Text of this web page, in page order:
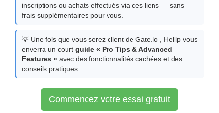
inscriptions ou achats effectués via ces liens — sans
frais supplémentaires pour vous.
💡 Une fois que vous serez client de Gate.io , Hellip vous
enverra un court guide « Pro Tips & Advanced
Features » avec des fonctionnalités cachées et des
conseils pratiques.
Commencez votre essai gratuit